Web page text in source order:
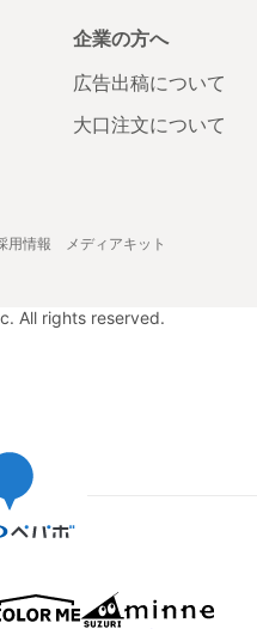
企業の方へ
広告出稿について
大口注文について
用情報 メディアキット
All rights reserved.